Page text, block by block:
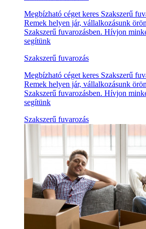
Megbízható céget keres Szakszerű
Remek helyen jár, vállalkozásunk
Szakszerű fuvarozásben. Hívjon
segítünk
Szakszerű fuvarozás
Megbízható céget keres Szakszerű
Remek helyen jár, vállalkozásunk
Szakszerű fuvarozásben. Hívjon
segítünk
Szakszerű fuvarozás